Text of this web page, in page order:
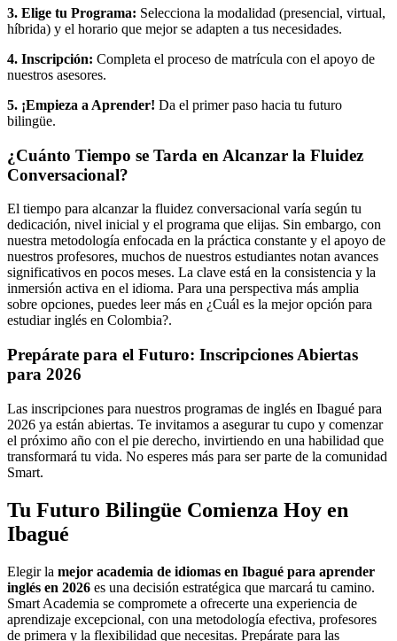
3. Elige tu Programa: Selecciona la modalidad (presencial, virtual,
híbrida) y el horario que mejor se adapten a tus necesidades.
4. Inscripción: Completa el proceso de matrícula con el apoyo de
nuestros asesores.
5. ¡Empieza a Aprender! Da el primer paso hacia tu futuro
bilingüe.
¿Cuánto Tiempo se Tarda en Alcanzar la Fluidez
Conversacional?
El tiempo para alcanzar la fluidez conversacional varía según tu
dedicación, nivel inicial y el programa que elijas. Sin embargo, con
nuestra metodología enfocada en la práctica constante y el apoyo de
nuestros profesores, muchos de nuestros estudiantes notan avances
significativos en pocos meses. La clave está en la consistencia y la
inmersión activa en el idioma. Para una perspectiva más amplia
sobre opciones, puedes leer más en ¿Cuál es la mejor opción para
estudiar inglés en Colombia?.
Prepárate para el Futuro: Inscripciones Abiertas
para 2026
Las inscripciones para nuestros programas de inglés en Ibagué para
2026 ya están abiertas. Te invitamos a asegurar tu cupo y comenzar
el próximo año con el pie derecho, invirtiendo en una habilidad que
transformará tu vida. No esperes más para ser parte de la comunidad
Smart.
Tu Futuro Bilingüe Comienza Hoy en
Ibagué
Elegir la mejor academia de idiomas en Ibagué para aprender
inglés en 2026 es una decisión estratégica que marcará tu camino.
Smart Academia se compromete a ofrecerte una experiencia de
aprendizaje excepcional, con una metodología efectiva, profesores
de primera y la flexibilidad que necesitas. Prepárate para las